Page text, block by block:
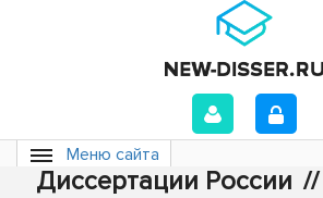
Меню сайта
Диссертации России //